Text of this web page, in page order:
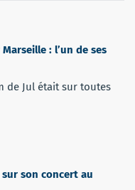
: l’un de ses
de Jul était sur toutes
son concert au